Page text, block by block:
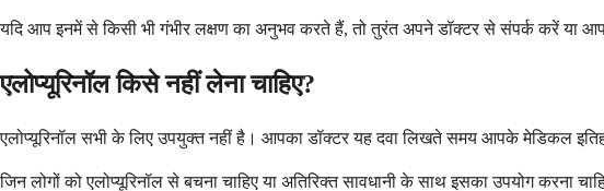
यदि आप इनमें से किसी भी गंभीर लक्षण का अनुभव करते हैं, तो तुरंत अपने डॉक्टर से संपर्क करें या
एलोप्यूरिनॉल किसे नहीं लेना चाहिए?
एलोप्यूरिनॉल सभी के लिए उपयुक्त नहीं है। आपका डॉक्टर यह दवा लिखते समय आपके मेडिकल
जिन लोगों को एलोप्यूरिनॉल से बचना चाहिए या अतिरिक्त सावधानी के साथ इसका उपयोग करना